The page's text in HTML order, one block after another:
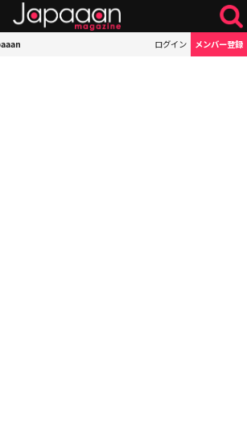
ログイン メンバー登録